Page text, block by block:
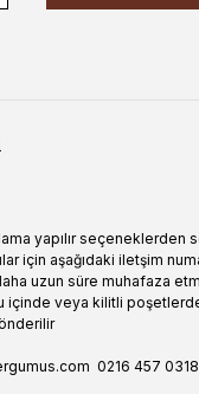
yapılır seçeneklerden
için aşağıdaki iletşim
uzun süre muhafaza
içinde veya kilitli
0216 457